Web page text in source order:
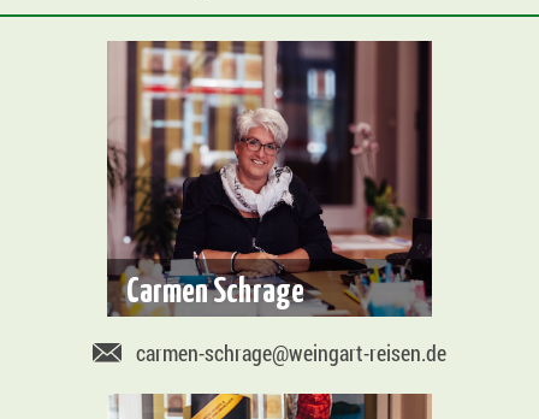
Carmen Schrage
carmen-schrage@weingart-reisen.de